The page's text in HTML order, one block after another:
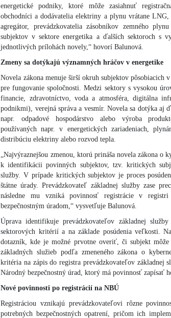
energetické podniky, ktoré môže zasiahnuť
obchodníci a dodávatelia elektriny a plynu vrátane
agregátor, prevádzkovatelia zásobníkov zemného
subjektov v sektore energetika a ďalších sektoroch s
jednotlivých prílohách novely,“ hovorí Balunová.
Zmeny sa dotýkajú významných hráčov v energetike
Novela zákona menuje širší okruh subjektov pôsobiacich
pre fungovanie spoločnosti. Medzi sektory s vysokou
financie, zdravotníctvo, voda a atmosféra, digitálna
podnikmi), verejná správa a vesmír. Novela sa dotýka aj
napr. odpadové hospodárstvo alebo výroba
používaných napr. v energetických zariadeniach,
distribúciu elektriny alebo rozvod tepla.
„Najvýraznejšou zmenou, ktorú prináša novela zákona o
k identifikácii povinných subjektov, tzv. kritických
služby. V prípade kritických subjektov je proces
štátne úrady. Prevádzkovateľ základnej služby zase
následne mu vzniká povinnosť registrácie v registri
bezpečnostným úradom,“ vysvetľuje Balunová.
Úprava identifikuje prevádzkovateľov základnej
sektorových kritérií a na základe posúdenia veľkosti.
dotazník, kde je možné prvotne overiť, či subjekt
základných služieb podľa zmeneného zákona o
kritéria na zápis do registra prevádzkovateľov základnej
Národný bezpečnostný úrad, ktorý má povinnosť zapísať
Nové povinnosti po registrácií na NBÚ
Registráciou vznikajú prevádzkovateľovi rôzne
potrebných bezpečnostných opatrení, pričom ich